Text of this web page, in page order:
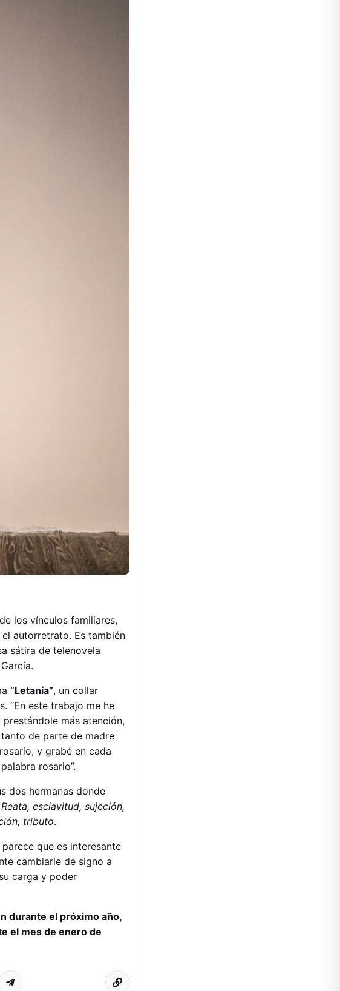
los vínculos familiares,
autorretrato. Es también
sátira de telenovela
“Letanía”, un collar
“En este trabajo me he
más atención,
de parte de madre
y grabé en cada
rosario”.
dos hermanas donde
Reata, esclavitud, sujeción,
tributo.
que es interesante
cambiarle de signo a
carga y poder
durante el próximo año,
el mes de enero de